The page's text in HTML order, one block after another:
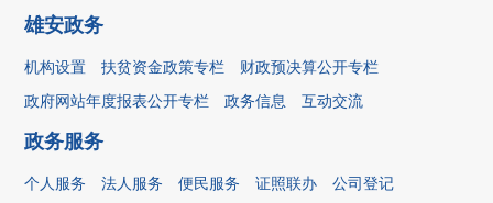
雄安政务
机构设置 扶贫资金政策专栏
财政预决算公开专栏
政府网站年度报表公开专栏
政务信息 互动交流
政务服务
个人服务 法人服务 便民服务 证照联办
公司登记